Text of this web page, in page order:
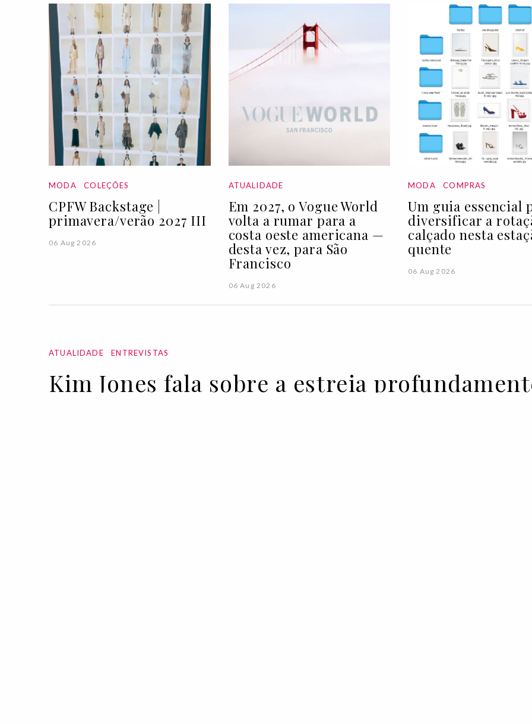
MODA COLEÇÕES
CPFW Backstage |
primavera/verão 2027 III
06 Aug 2026
ATUALIDADE
Em 2027, o Vogue World
volta a rumar para a
costa oeste americana —
desta vez, para São
Francisco
06 Aug 2026
MODA COMPRAS
Um guia essencial
diversificar a
calçado nesta
quente
06 Aug 2026
ATUALIDADE ENTREVISTAS
Kim Jones fala sobre a estreia